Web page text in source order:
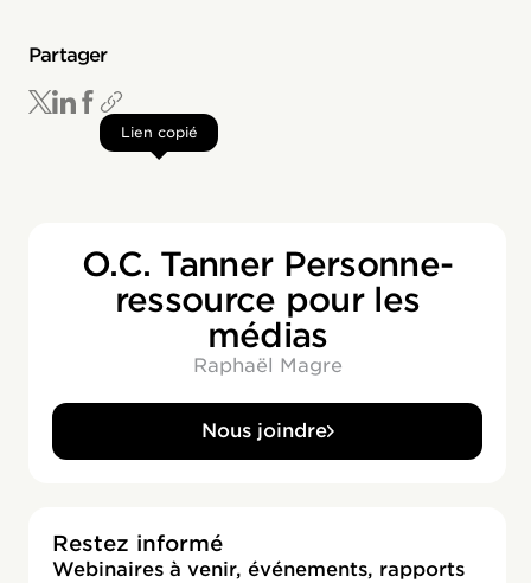
Partager
Lien copié
O.C. Tanner Personne-
ressource pour les
médias
Raphaël Magre
Nous joindre
Restez informé
Webinaires à venir, événements, rapports